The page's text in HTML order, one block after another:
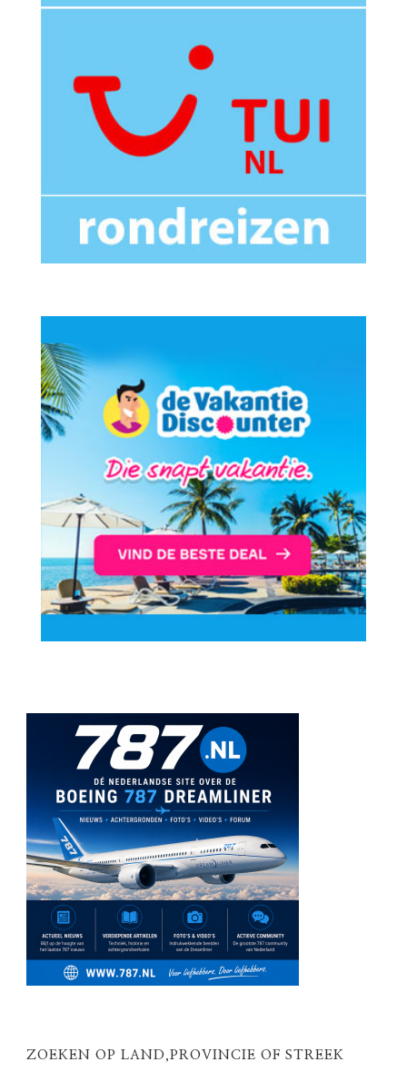
ZOEKEN OP LAND,PROVINCIE OF STREEK